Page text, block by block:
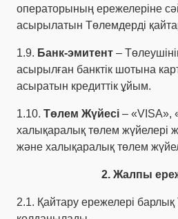
операторының ережелеріне
асырылатын Төлемдерді
1.9. Банк-эмитент –
асырылған банктік шотына
асыратын кредиттік ұйым.
1.10. Төлем Жүйесі – «VISA»,
халықаралық төлем жүйелері
және халықаралық төлем
2. Жалпы
2.1. Қайтару ережелері